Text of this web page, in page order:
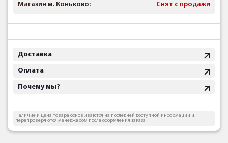
Магазин м. Коньково: Снят с продажи
Доставка
Оплата
Почему мы?
Наличие и цена товара основываются на последней доступной информации и
перепроверяются менеджером после оформления заказа